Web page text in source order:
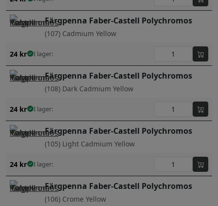
Färgpenna Faber-Castell Polychromos
(107) Cadmium Yellow
24 kr I lager:
Färgpenna Faber-Castell Polychromos
(108) Dark Cadmium Yellow
24 kr I lager:
Färgpenna Faber-Castell Polychromos
(105) Light Cadmium Yellow
24 kr I lager:
Färgpenna Faber-Castell Polychromos
(106) Crome Yellow